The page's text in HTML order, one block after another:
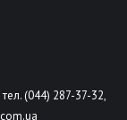
тел. (044) 287-37-32,